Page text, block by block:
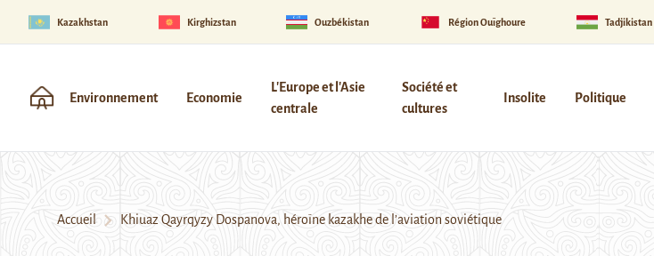
Kazakhstan Kirghizstan Ouzbékistan Région Ouïghoure Tadjikistan
Environnement Economie
L'Europe et l'Asie
centrale
Société et
cultures
Insolite Politique
Accueil Khiuaz Qayrqyzy Dospanova, héroïne kazakhe de l’aviation soviétique